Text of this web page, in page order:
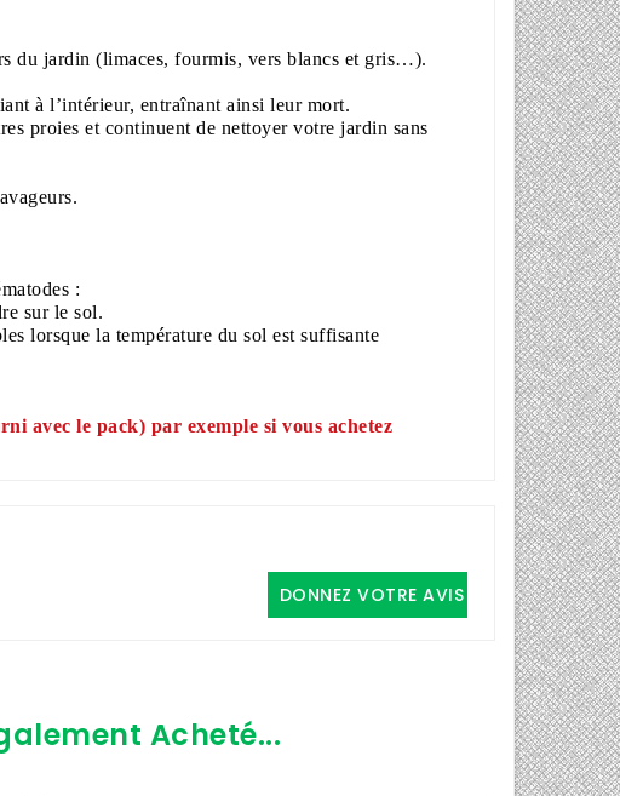
du jardin (limaces, fourmis, vers blancs et gris…).
à l’intérieur, entraînant ainsi leur mort.
proies et continuent de nettoyer votre jardin sans
:
sur le sol.
lorsque la température du sol est suffisante
avec le pack) par exemple si vous achetez
DONNEZ VOTRE AVIS
Acheté...